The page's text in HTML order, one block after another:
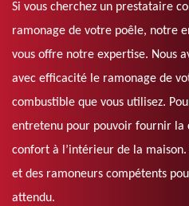
Si vous cherchez un prestataire
ramonage de votre poêle, notre
vous offre notre expertise. Nous
avec efficacité le ramonage de
combustible que vous utilisez.
entretenu pour pouvoir fournir la
confort à l’intérieur de la
et des ramoneurs compétents
attendu.